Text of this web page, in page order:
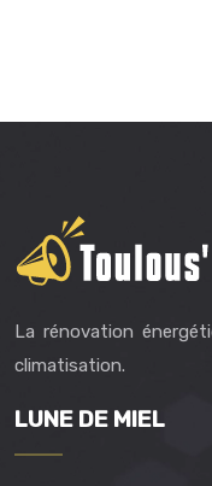
La rénovation
climatisation.
LUNE DE MIEL